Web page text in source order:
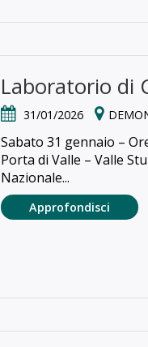
Laboratorio di
31/01/2026
Sabato 31 gennaio –
Porta di Valle – Valle
Nazionale...
Approfondisci